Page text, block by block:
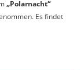
„Polarnacht“
Es findet